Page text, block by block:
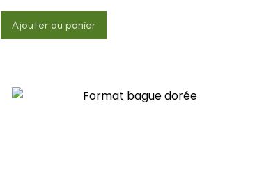
Ajouter au panier